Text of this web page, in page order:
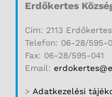
Erdőkertes
Cím: 2113
Telefon: 06-28/595-
Fax: 06-28/595-041
Email:
> Adatkezelési